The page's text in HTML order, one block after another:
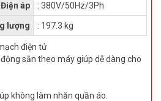
áp : 380V/50Hz/3Ph
lượng : 197.3 kg
điện tử
sẵn theo máy giúp dễ dàng cho
không làm nhăn quần áo.